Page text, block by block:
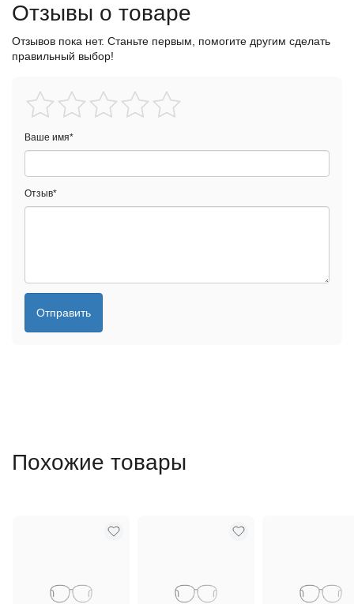
Отзывы о товаре
Отзывов пока нет. Станьте первым, помогите другим сделать
правильный выбор!
Ваше имя*
Отзыв*
Отправить
Похожие товары